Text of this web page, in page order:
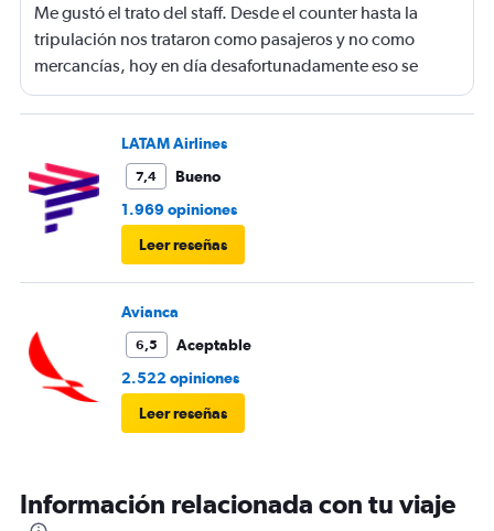
Me gustó el trato del staff. Desde el counter hasta la
tripulación nos trataron como pasajeros y no como
mercancías, hoy en día desafortunadamente eso se
debe resaltar en una aerolínea, esa es ahora la diferencia
de viajar o no en una aerolínea low-cost. Por mejorar la
comida, solo paquetes que no aportan nada.
LATAM Airlines
7,4
Bueno
1.969 opiniones
Leer reseñas
Avianca
6,5
Aceptable
2.522 opiniones
Leer reseñas
Información relacionada con tu viaje